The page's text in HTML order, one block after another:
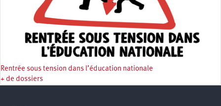
Rentrée sous tension dans l’éducation nationale
+ de dossiers